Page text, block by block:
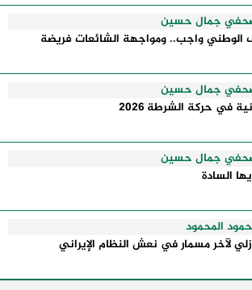
جمال حسين
الوطني واجب.. ومواجهة الشائعات فريضة
جمال حسين
في حركة الشرطة 2026
جمال حسين
السادة
المحمود
لآخر مسمار في نعش النظام الإيراني